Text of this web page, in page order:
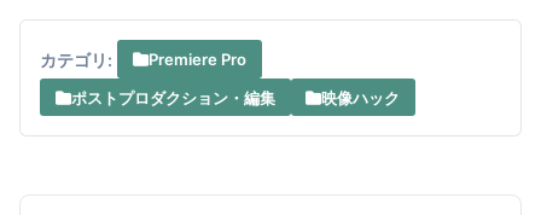
カテゴリ:
Premiere Pro
ポストプロダクション・編集
映像ハック